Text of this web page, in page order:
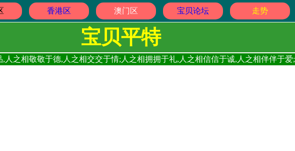
香港区 澳门区 宝贝论坛 走势
宝贝平特
,人之相敬敬于德,人之相交交于情;人之相拥拥于礼,人之相信信于诚,人之相伴伴于爱;